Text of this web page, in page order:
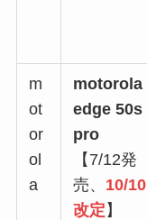
m
ot
or
ol
a
motorola
edge 50s
pro
【7/12発
売、 10/10
改定 】